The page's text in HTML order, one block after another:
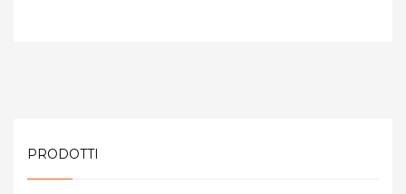
PRODOTTI